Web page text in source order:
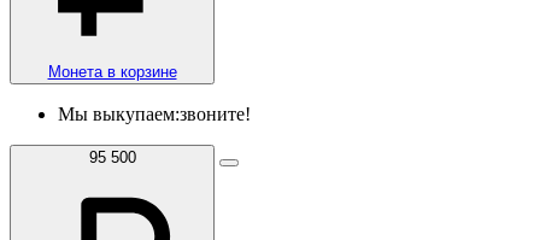
Монета в корзине
Мы выкупаем:звоните!
95 500